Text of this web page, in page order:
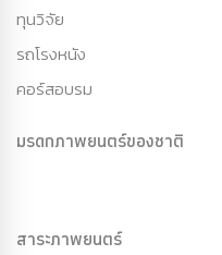
ทุนวิจัย
รถโรงหนัง
คอร์สอบรม
มรดกภาพยนตร์ของชาติ
สาระภาพยนตร์